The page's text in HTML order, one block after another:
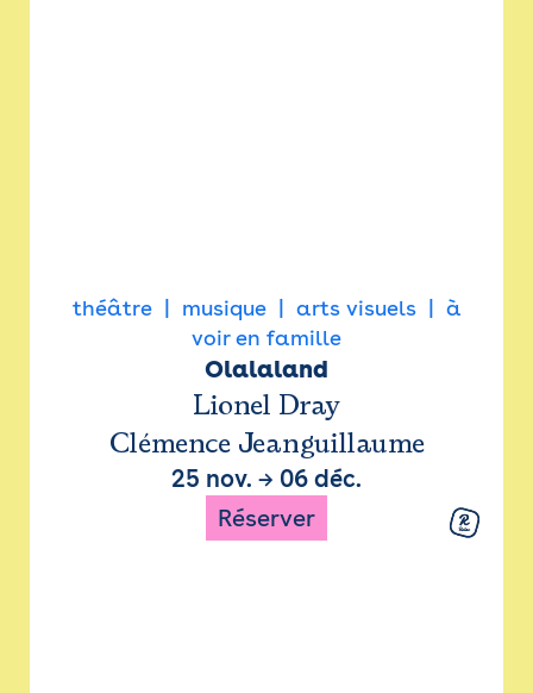
théâtre musique arts visuels
à
voir en famille
Olalaland
Lionel Dray
Clémence Jeanguillaume
25 nov. → 06 déc.
Réserver